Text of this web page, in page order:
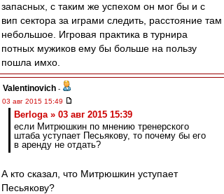
запасных, с таким же успехом он мог бы и с
вип сектора за играми следить, расстояние там
небольшое. Игровая практика в турнира
потных мужиков ему бы больше на пользу
пошла имхо.
Valentinovich -
03 авг 2015 15:49
Berloga » 03 авг 2015 15:39
если Митрюшкин по мнению тренерского
штаба уступает Песьякову, то почему бы его
в аренду не отдать?
А кто сказал, что Митрюшкин уступает
Песьякову?